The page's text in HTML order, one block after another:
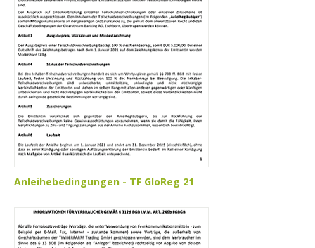
Anleihebedingungen - TF GloReg 21